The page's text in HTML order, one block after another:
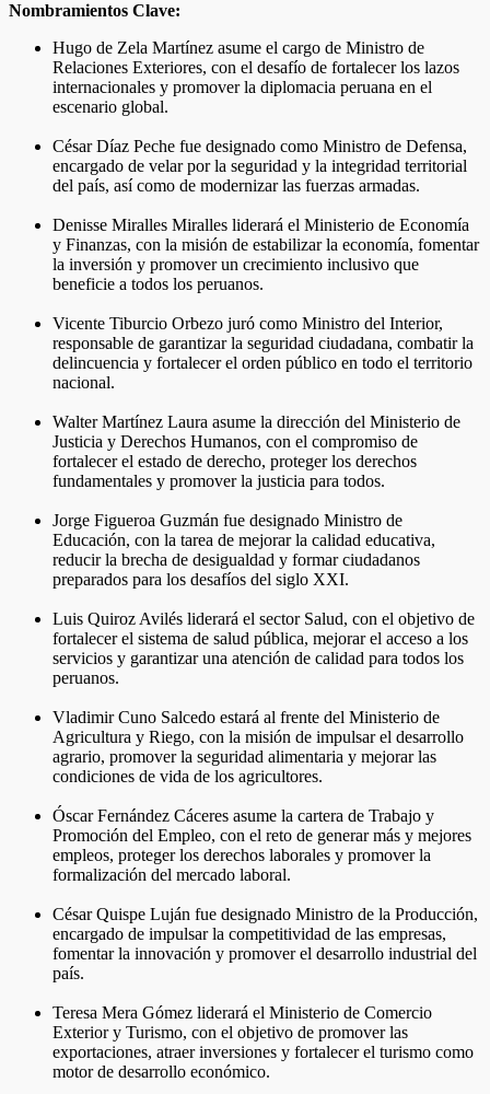
Nombramientos Clave:
Hugo de Zela Martínez asume el cargo de Ministro de
Relaciones Exteriores, con el desafío de fortalecer los lazos
internacionales y promover la diplomacia peruana en el
escenario global.
César Díaz Peche fue designado como Ministro de Defensa,
encargado de velar por la seguridad y la integridad territorial
del país, así como de modernizar las fuerzas armadas.
Denisse Miralles Miralles liderará el Ministerio de Economía
y Finanzas, con la misión de estabilizar la economía, fomentar
la inversión y promover un crecimiento inclusivo que
beneficie a todos los peruanos.
Vicente Tiburcio Orbezo juró como Ministro del Interior,
responsable de garantizar la seguridad ciudadana, combatir la
delincuencia y fortalecer el orden público en todo el territorio
nacional.
Walter Martínez Laura asume la dirección del Ministerio de
Justicia y Derechos Humanos, con el compromiso de
fortalecer el estado de derecho, proteger los derechos
fundamentales y promover la justicia para todos.
Jorge Figueroa Guzmán fue designado Ministro de
Educación, con la tarea de mejorar la calidad educativa,
reducir la brecha de desigualdad y formar ciudadanos
preparados para los desafíos del siglo XXI.
Luis Quiroz Avilés liderará el sector Salud, con el objetivo de
fortalecer el sistema de salud pública, mejorar el acceso a los
servicios y garantizar una atención de calidad para todos los
peruanos.
Vladimir Cuno Salcedo estará al frente del Ministerio de
Agricultura y Riego, con la misión de impulsar el desarrollo
agrario, promover la seguridad alimentaria y mejorar las
condiciones de vida de los agricultores.
Óscar Fernández Cáceres asume la cartera de Trabajo y
Promoción del Empleo, con el reto de generar más y mejores
empleos, proteger los derechos laborales y promover la
formalización del mercado laboral.
César Quispe Luján fue designado Ministro de la Producción,
encargado de impulsar la competitividad de las empresas,
fomentar la innovación y promover el desarrollo industrial del
país.
Teresa Mera Gómez liderará el Ministerio de Comercio
Exterior y Turismo, con el objetivo de promover las
exportaciones, atraer inversiones y fortalecer el turismo como
motor de desarrollo económico.